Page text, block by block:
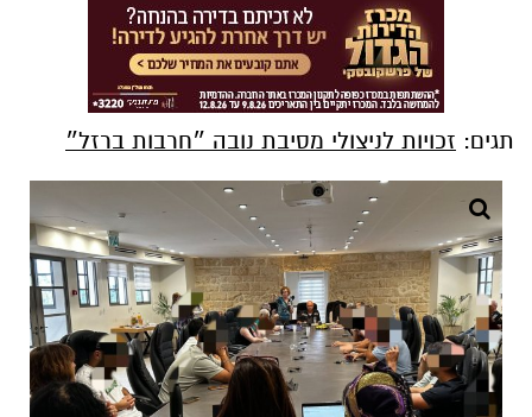
תגים: זכויות לניצולי מסיבת נובה ״חרבות ברזל״